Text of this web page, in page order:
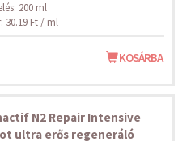
200 ml
30.19 Ft / ml
KOSÁRBA
N2 Repair Intensive
ultra erős regeneráló